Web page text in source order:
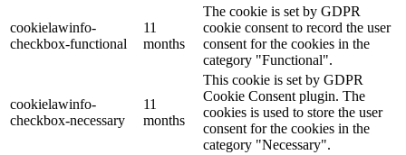
cookielawinfo-
checkbox-functional
11
months
The cookie is set by GDPR
cookie consent to record the user
consent for the cookies in the
category "Functional".
cookielawinfo-
checkbox-necessary
11
months
This cookie is set by GDPR
Cookie Consent plugin. The
cookies is used to store the user
consent for the cookies in the
category "Necessary".